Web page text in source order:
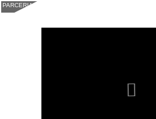
PARCERIA